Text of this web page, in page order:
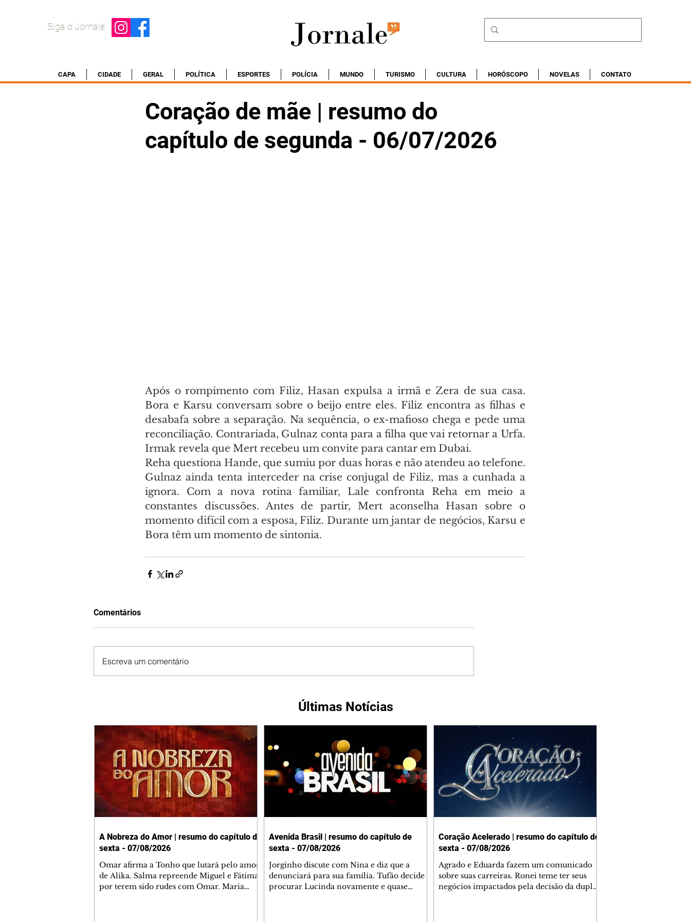
Siga o Jornale
CAPA CIDADE GERAL POLÍTICA ESPORTES POLÍCIA MUNDO TURISMO CULTURA HORÓSCOPO NOVELAS CONTATO
Coração de mãe | resumo do
capítulo de segunda - 06/07/2026
Após o rompimento com Filiz, Hasan expulsa a irmã e Zera de sua casa.
Bora e Karsu conversam sobre o beijo entre eles. Filiz encontra as filhas e
desabafa sobre a separação. Na sequência, o ex-mafioso chega e pede uma
reconciliação. Contrariada, Gulnaz conta para a filha que vai retornar a Urfa.
Irmak revela que Mert recebeu um convite para cantar em Dubai.
Reha questiona Hande, que sumiu por duas horas e não atendeu ao telefone.
Gulnaz ainda tenta interceder na crise conjugal de Filiz, mas a cunhada a
ignora. Com a nova rotina familiar, Lale confronta Reha em meio a
constantes discussões. Antes de partir, Mert aconselha Hasan sobre o
momento difícil com a esposa, Filiz. Durante um jantar de negócios, Karsu e
Bora têm um momento de sintonia.
Comentários
Escreva um comentário
Últimas Notícias
A Nobreza do Amor | resumo do capítulo de
sexta - 07/08/2026
Omar afirma a Tonho que lutará pelo amor
de Alika. Salma repreende Miguel e Fátima
por terem sido rudes com Omar. Maria
Avenida Brasil | resumo do capítulo de
sexta - 07/08/2026
Jorginho discute com Nina e diz que a
denunciará para sua família. Tufão decide
procurar Lucinda novamente e quase
Coração Acelerado | resumo do capítulo de
sexta - 07/08/2026
Agrado e Eduarda fazem um comunicado
sobre suas carreiras. Ronei teme ter seus
negócios impactados pela decisão da dupla.